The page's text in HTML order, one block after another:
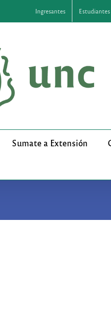
Ingresantes Estudiantes
Sumate a Extensión